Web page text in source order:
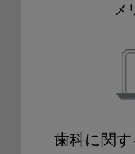
メ
歯科に関